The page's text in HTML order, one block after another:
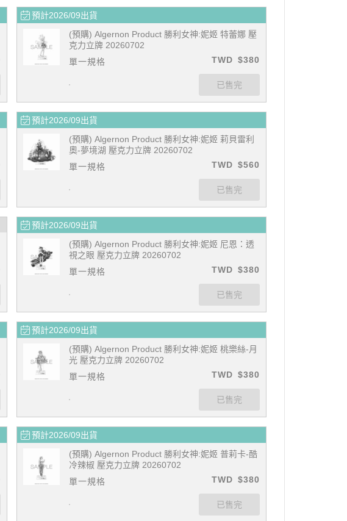
預計2026/09出貨
(預購) Algernon Product 勝利女神:妮姬 特蕾娜 壓
克力立牌 20260702
單一規格
TWD $380
預計2026/09出貨
(預購) Algernon Product 勝利女神:妮姬 莉貝雷利
奧-夢境湖 壓克力立牌 20260702
單一規格
TWD $560
預計2026/09出貨
(預購) Algernon Product 勝利女神:妮姬 尼恩：透
視之眼 壓克力立牌 20260702
單一規格
TWD $380
預計2026/09出貨
(預購) Algernon Product 勝利女神:妮姬 桃樂絲-月
光 壓克力立牌 20260702
單一規格
TWD $380
預計2026/09出貨
(預購) Algernon Product 勝利女神:妮姬 普莉卡-酷
冷辣椒 壓克力立牌 20260702
單一規格
TWD $380